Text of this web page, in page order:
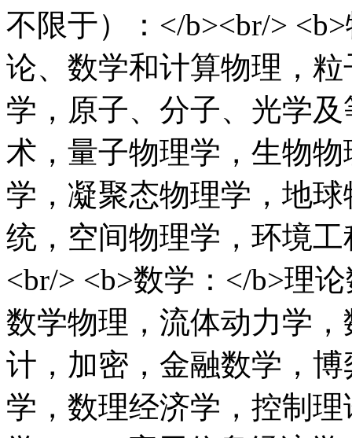
不限于）：</b><br/>
论、数学和计算物理，
学，原子、分子、光学
术，量子物理学，生物
学，凝聚态物理学，地
统，空间物理学，环境
<br/> <b>数学：</b>理
数学物理，流体动力学
计，加密，金融数学，
学，数理经济学，控制